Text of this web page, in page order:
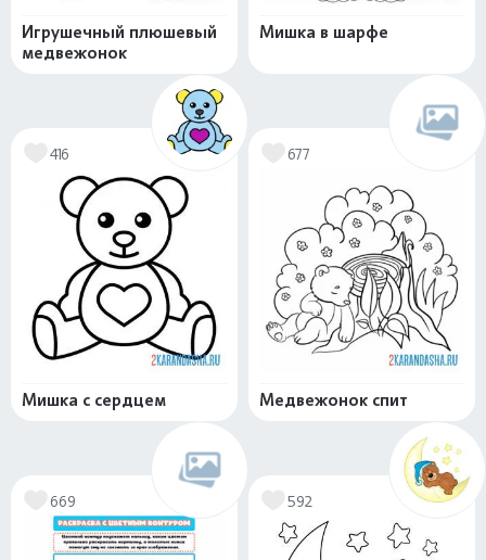
Игрушечный плюшевый
медвежонок
Мишка в шарфе
416
Мишка с сердцем
677
Медвежонок спит
669 592